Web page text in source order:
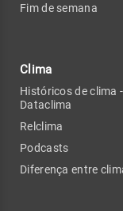
Fim de semana
Clima
Históricos de clima -
Dataclima
Relclima
Podcasts
Diferença entre